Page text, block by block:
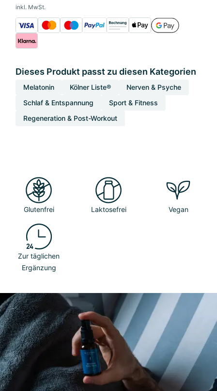
inkl. MwSt.
Dieses Produkt passt zu diesen Kategorien
Melatonin Kölner Liste®
Nerven & Psyche
Schlaf & Entspannung
Sport & Fitness
Regeneration & Post-Workout
Glutenfrei Laktosefrei Vegan
Zur täglichen
Ergänzung